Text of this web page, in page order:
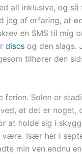
all inklusive, og
jeg af erfaring, at
en SMS til mig
discs og den slags.
tilhører den
ferien. Solen er
at det er noget,
at holde sig i
Især her i
min ven endnu